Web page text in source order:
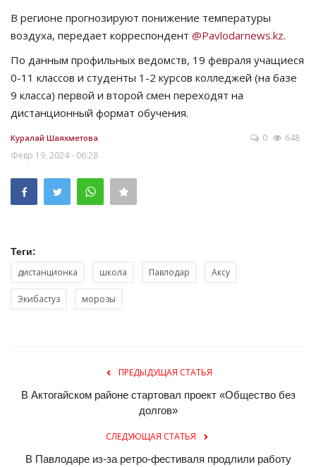
Курултай
Язык
Қазақша Русский
В регионе прогнозируют понижение температуры
воздуха, передает корреспондент @Pavlodarnews.kz.
По данным профильных ведомств, 19 февраля учащиеся
0-11 классов и студенты 1-2 курсов колледжей (на базе
9 класса) первой и второй смен переходят на
дистанционный формат обучения.
Куралай Шаяхметова
Февр 19, 2024 - 06:28
0 648
Теги:
дистанционка школа Павлодар Аксу
Экибастуз морозы
ПРЕДЫДУЩАЯ СТАТЬЯ
В Актогайском районе стартовал проект «Общество без
долгов»
СЛЕДУЮЩАЯ СТАТЬЯ
В Павлодаре из-за ретро-фестиваля продлили работу